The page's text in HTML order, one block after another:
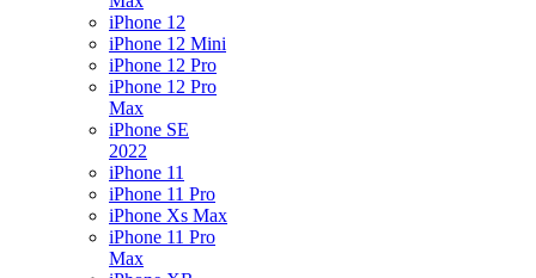
iPhone 12
iPhone 12 Mini
iPhone 12 Pro
iPhone 12 Pro
Max
iPhone SE
2022
iPhone 11
iPhone 11 Pro
iPhone Xs Max
iPhone 11 Pro
Max